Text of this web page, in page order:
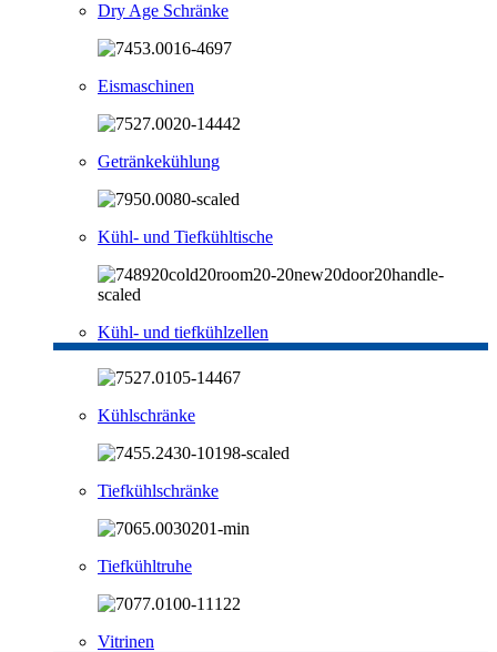
Dry Age Schränke
Eismaschinen
Getränkekühlung
Kühl- und Tiefkühltische
Kühl- und tiefkühlzellen
Kühlschränke
Tiefkühlschränke
Tiefkühltruhe
Vitrinen